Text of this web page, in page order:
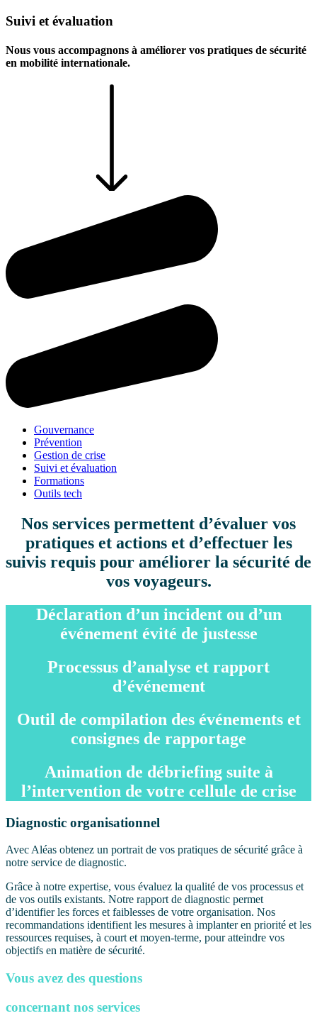
Suivi et évaluation
Nous vous accompagnons à améliorer vos pratiques de sécurité
en mobilité internationale.
Gouvernance
Prévention
Gestion de crise
Suivi et évaluation
Formations
Outils tech
Nos services permettent d’évaluer vos
pratiques et actions et d’effectuer les
suivis requis pour améliorer la sécurité de
vos voyageurs.
Déclaration d’un incident ou d’un
événement évité de justesse
Processus d’analyse et rapport
d’événement
Outil de compilation des événements et
consignes de rapportage
Animation de débriefing suite à
l’intervention de votre cellule de crise
Diagnostic organisationnel
Avec Aléas obtenez un portrait de vos pratiques de sécurité grâce à
notre service de diagnostic.
Grâce à notre expertise, vous évaluez la qualité de vos processus et
de vos outils existants. Notre rapport de diagnostic permet
d’identifier les forces et faiblesses de votre organisation. Nos
recommandations identifient les mesures à implanter en priorité et les
ressources requises, à court et moyen-terme, pour atteindre vos
objectifs en matière de sécurité.
Vous avez des questions
concernant nos services